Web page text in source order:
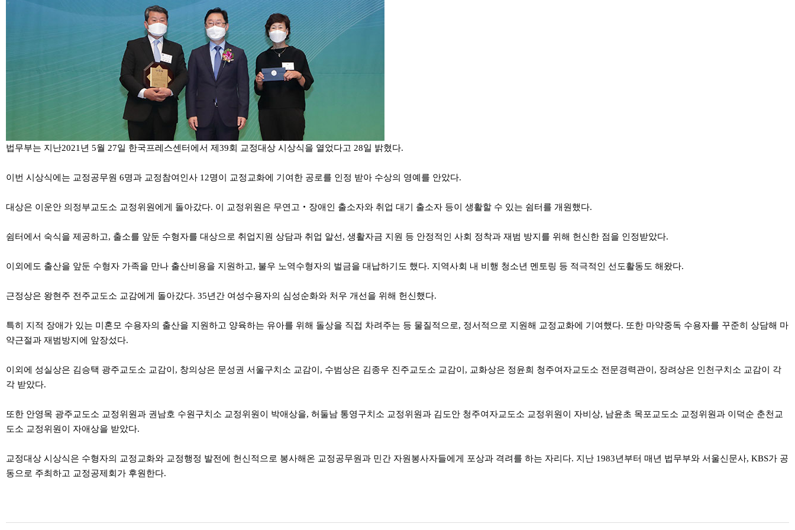
법무부는 지난2021년 5월 27일 한국프레스센터에서 제39회 교정대상 시상식을 열었다고 28일 밝혔다.
이번 시상식에는 교정공무원 6명과 교정참여인사 12명이 교정교화에 기여한 공로를 인정 받아 수상의 영예를 안았다.
대상은 이운안 의정부교도소 교정위원에게 돌아갔다. 이 교정위원은 무연고‧장애인 출소자와 취업 대기 출소자 등이 생활할 수 있는 쉼터를 개원했다.
쉼터에서 숙식을 제공하고, 출소를 앞둔 수형자를 대상으로 취업지원 상담과 취업 알선, 생활자금 지원 등 안정적인 사회 정착과 재범 방지를 위해 헌신한 점을 인정받았다.
이외에도 출산을 앞둔 수형자 가족을 만나 출산비용을 지원하고, 불우 노역수형자의 벌금을 대납하기도 했다. 지역사회 내 비행 청소년 멘토링 등 적극적인 선도활동도 해왔다.
근정상은 왕현주 전주교도소 교감에게 돌아갔다. 35년간 여성수용자의 심성순화와 처우 개선을 위해 헌신했다.
특히 지적 장애가 있는 미혼모 수용자의 출산을 지원하고 양육하는 유아를 위해 돌상을 직접 차려주는 등 물질적으로, 정서적으로 지원해 교정교화에 기여했다. 또한 마약중독 수용자를 꾸준히 상담해 마
약근절과 재범방지에 앞장섰다.
이외에 성실상은 김승택 광주교도소 교감이, 창의상은 문성권 서울구치소 교감이, 수범상은 김종우 진주교도소 교감이, 교화상은 정윤희 청주여자교도소 전문경력관이, 장려상은 인천구치소 교감이 각
각 받았다.
또한 안영목 광주교도소 교정위원과 권남호 수원구치소 교정위원이 박애상을, 허둘남 통영구치소 교정위원과 김도안 청주여자교도소 교정위원이 자비상, 남윤초 목포교도소 교정위원과 이덕순 춘천교
도소 교정위원이 자애상을 받았다.
교정대상 시상식은 수형자의 교정교화와 교정행정 발전에 헌신적으로 봉사해온 교정공무원과 민간 자원봉사자들에게 포상과 격려를 하는 자리다. 지난 1983년부터 매년 법무부와 서울신문사, KBS가 공
동으로 주최하고 교정공제회가 후원한다.